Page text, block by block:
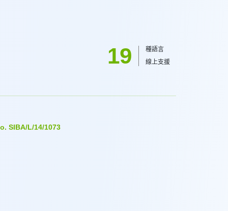
19
種語言
線上支援
SIBA/L/14/1073